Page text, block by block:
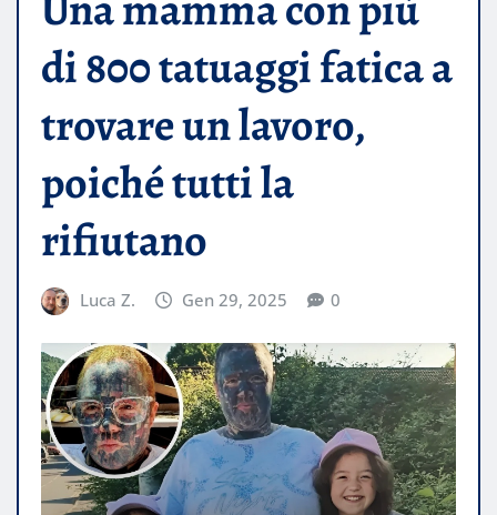
di 800 tatuaggi fatica a
trovare un lavoro,
poiché tutti la
rifiutano
Luca Z. Gen 29, 2025 0